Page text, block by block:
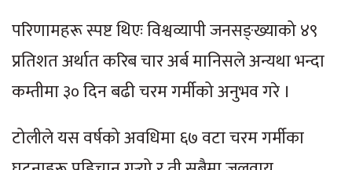
परिणामहरू स्पष्ट थिएः विश्वव्यापी जनसङ्ख्याको ४९
प्रतिशत अर्थात करिब चार अर्ब मानिसले अन्यथा भन्दा
कम्तीमा ३० दिन बढी चरम गर्मीको अनुभव गरे ।
टोलीले यस वर्षको अवधिमा ६७ वटा चरम गर्मीका